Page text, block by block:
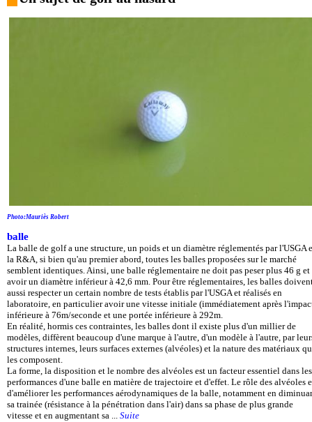
Photo:Mauriès Robert
balle
La balle de golf a une structure, un poids et un diamètre réglementés par l'USGA
la R&A, si bien qu'au premier abord, toutes les balles proposées sur le marché
semblent identiques. Ainsi, une balle réglementaire ne doit pas peser plus 46 g et
avoir un diamètre inférieur à 42,6 mm. Pour être réglementaires, les balles
aussi respecter un certain nombre de tests établis par l'USGA et réalisés en
laboratoire, en particulier avoir une vitesse initiale (immédiatement après
inférieure à 76m/seconde et une portée inférieure à 292m.
En réalité, hormis ces contraintes, les balles dont il existe plus d'un millier de
modèles, diffèrent beaucoup d'une marque à l'autre, d'un modèle à l'autre, par
structures internes, leurs surfaces externes (alvéoles) et la nature des matériaux
les composent.
La forme, la disposition et le nombre des alvéoles est un facteur essentiel dans les
performances d'une balle en matière de trajectoire et d'effet. Le rôle des alvéoles
d'améliorer les performances aérodynamiques de la balle, notamment en
sa trainée (résistance à la pénétration dans l'air) dans sa phase de plus grande
vitesse et en augmentant sa ... Suite